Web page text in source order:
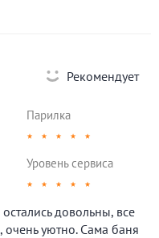
Рекомендует
Парилка
★ ★ ★ ★ ★
Уровень сервиса
★ ★ ★ ★ ★
довольны, все
очень уютно. Сама баня